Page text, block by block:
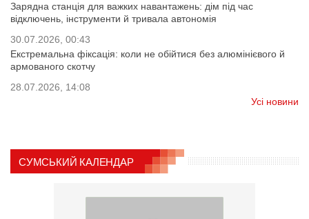
Зарядна станція для важких навантажень: дім під час
відключень, інструменти й тривала автономія
30.07.2026, 00:43
Екстремальна фіксація: коли не обійтися без алюмінієвого й
армованого скотчу
28.07.2026, 14:08
Усі новини
СУМСЬКИЙ КАЛЕНДАР